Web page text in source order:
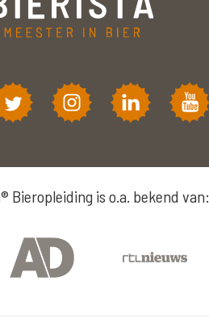
Bieropleiding is o.a. bekend van: